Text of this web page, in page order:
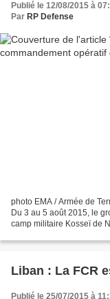
Publié le 12/08/2015 à
Par RP Defense
photo EMA / Armée de
Du 3 au 5 août 2015, le
camp militaire Kosseï de
Liban : La FCR
Publié le 25/07/2015 à